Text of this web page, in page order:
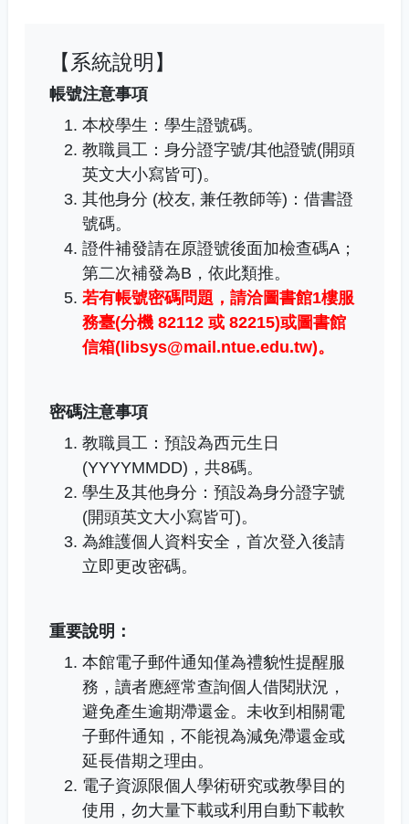
【系統說明】
帳號注意事項
本校學生：學生證號碼。
教職員工 ： 身分證字號/其他證號(開頭
英文大小寫皆可)。
其他身分 (校友, 兼任教師等)：借書證
號碼。
證件補發請在原證號後面加檢查碼A；
第二次補發為B，依此類推。
若有帳號密碼問題， 請洽圖書館1樓服
務臺(分機 82112 或 82215)或圖書館
信箱(libsys@mail.ntue.edu.tw)。
密碼注意事項
教職員工：預設為西元生日
(YYYYMMDD)，共8碼。
學生及其他身分：預設為身分證字號
(開頭英文大小寫皆可)。
為維護個人資料安全，首次登入後請
立即更改密碼。
重要說明：
本館電子郵件通知僅為禮貌性提醒服
務，讀者應經常查詢個人借閱狀況，
避免產生逾期滯還金。未收到相關電
子郵件通知，不能視為減免滯還金或
延長借期之理由。
電子資源限個人學術研究或教學目的
使用，勿大量下載或利用自動下載軟